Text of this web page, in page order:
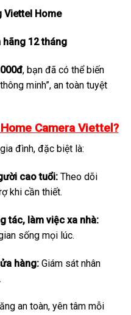
Viettel Home
hãng 12 tháng
, bạn đã có thể biến
minh”, an toàn tuyệt
Camera Viettel?
đình, đặc biệt là:
cao tuổi:Theo dõi
khi cần thiết.
tác, làm việc xa nhà:
sống mọi lúc.
hàng:Giám sát nhân
an toàn, yên tâm mỗi